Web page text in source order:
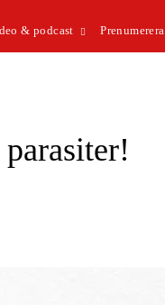
& podcast Prenumerera